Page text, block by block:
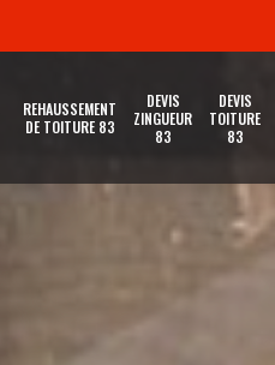
REHAUSSEMENT
DE TOITURE 83
DEVIS
ZINGUEUR
83
DEVIS
TOITURE
83